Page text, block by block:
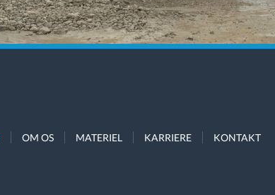
OM OS MATERIEL KARRIERE KONTAKT